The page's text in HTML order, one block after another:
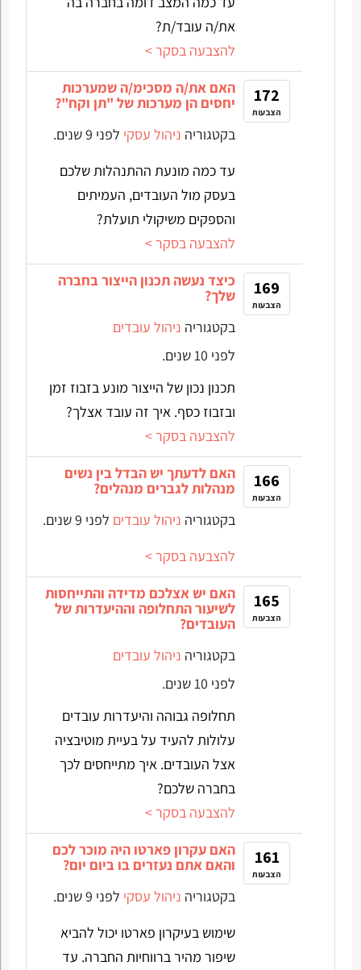
את/ה עובד/ת?
להצבעה בסקר >
172
הצבעות
האם את/ה מסכימ/ה שמערכות
יחסים הן מערכות של "תן וקח"?
בקטגוריה ניהול עסקי לפני 9 שנים.
עד כמה מונעת ההתנהלות שלכם
בעסק מול העובדים, העמיתים
והספקים משיקולי תועלת?
להצבעה בסקר >
169
הצבעות
כיצד נעשה תכנון הייצור בחברה
שלך?
בקטגוריה ניהול עובדים
לפני 10 שנים.
תכנון נכון של הייצור מונע בזבוז זמן
ובזבוז כסף. איך זה עובד אצלך?
להצבעה בסקר >
166
הצבעות
האם לדעתך יש הבדל בין נשים
מנהלות לגברים מנהלים?
בקטגוריה ניהול עובדים לפני 9 שנים.
להצבעה בסקר >
165
הצבעות
האם יש אצלכם מדידה והתייחסות
לשיעור התחלופה וההיעדרות של
העובדים?
בקטגוריה ניהול עובדים
לפני 10 שנים.
תחלופה גבוהה והיעדרות עובדים
עלולות להעיד על בעיית מוטיבציה
אצל העובדים. איך מתייחסים לכך
בחברה שלכם?
להצבעה בסקר >
161
הצבעות
האם עקרון פארטו היה מוכר לכם
והאם אתם נעזרים בו ביום יום?
בקטגוריה ניהול עסקי לפני 9 שנים.
שימוש בעיקרון פארטו יכול להביא
שיפור מהיר ברווחיות החברה. עד